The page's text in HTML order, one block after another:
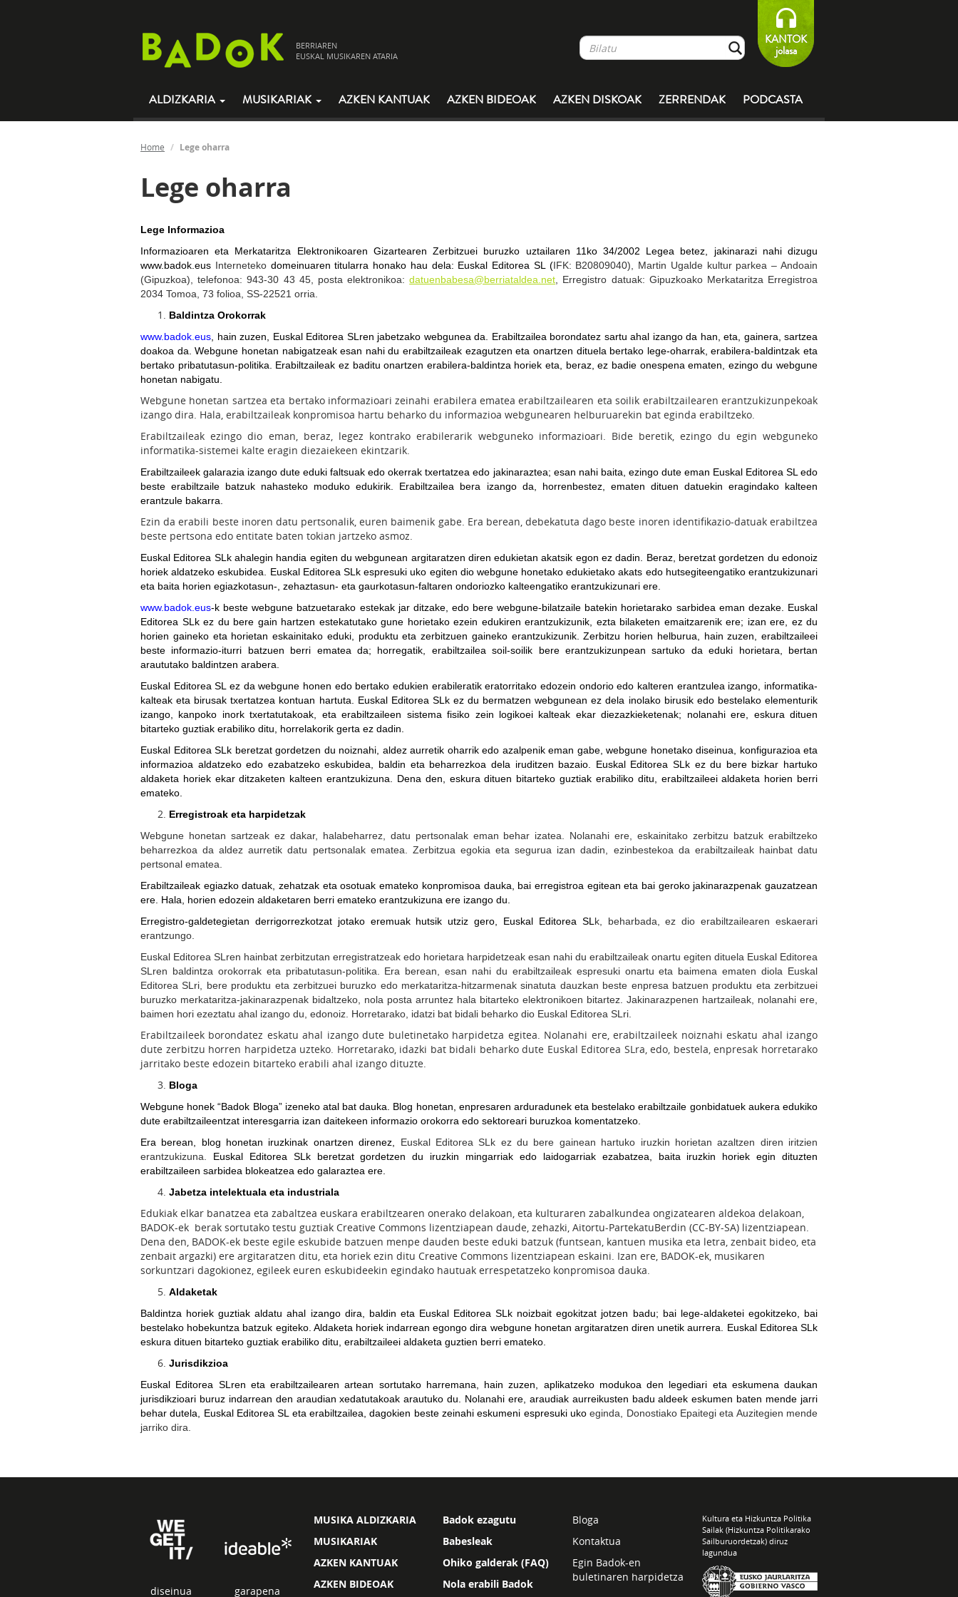
BERRIAREN
EUSKAL MUSIKAREN ATARIA
KANTOK
jolasa
ALDIZKARIA MUSIKARIAK AZKEN KANTUAK AZKEN BIDEOAK AZKEN DISKOAK ZERRENDAK PODCASTA
Home Lege oharra
Lege oharra
Lege Informazioa
Informazioaren eta Merkataritza Elektronikoaren Gizartearen Zerbitzuei buruzko uztailaren 11ko 34/2002 Legea betez, jakinarazi nahi dizugu
www.badok.eus Internetekodomeinuaren titularra honako hau dela: Euskal Editorea SL (IFK: B20809040), Martin Ugalde kultur parkea – Andoain
(Gipuzkoa), telefonoa: 943-30 43 45, posta elektronikoa:datuenbabesa@berriataldea.net , Erregistro datuak: Gipuzkoako Merkataritza Erregistroa
2034 Tomoa, 73 folioa, SS-22521 orria.
Baldintza Orokorrak
www.badok.eus , hain zuzen, Euskal Editorea SLren jabetzako webgunea da. Erabiltzailea borondatez sartu ahal izango da han, eta, gainera, sartzea
doakoa da. Webgune honetan nabigatzeak esan nahi du erabiltzaileak ezagutzen eta onartzen dituela bertako lege-oharrak, erabilera-baldintzak eta
bertako pribatutasun-politika. Erabiltzaileak ez baditu onartzen erabilera-baldintza horiek eta, beraz, ez badie onespena ematen, ezingo du webgune
honetan nabigatu.
Webgune honetan sartzea eta bertako informazioari zeinahi erabilera ematea erabiltzailearen eta soilik erabiltzailearen erantzukizunpekoak
izango dira. Hala, erabiltzaileak konpromisoa hartu beharko du informazioa webgunearen helburuarekin bat eginda erabiltzeko.
Erabiltzaileak ezingo dio eman, beraz, legez kontrako erabilerarik webguneko informazioari. Bide beretik, ezingo du egin webguneko
informatika-sistemei kalte eragin diezaiekeen ekintzarik.
Erabiltzaileek galarazia izango dute eduki faltsuak edo okerrak txertatzea edo jakinaraztea; esan nahi baita, ezingo dute eman Euskal Editorea SL edo
beste erabiltzaile batzuk nahasteko moduko edukirik. Erabiltzailea bera izango da, horrenbestez, ematen dituen datuekin eragindako kalteen
erantzule bakarra.
Ezin da erabili beste inoren datu pertsonalik, euren baimenik gabe. Era berean, debekatuta dago beste inoren identifikazio-datuak erabiltzea
beste pertsona edo entitate baten tokian jartzeko asmoz.
Euskal Editorea SL k ahalegin handia egiten du webgunean argitaratzen diren edukietan akatsik egon ez dadin. Beraz, beretzat gordetzen du edonoiz
horiek aldatzeko eskubidea. Euskal Editorea SLk espresuki uko egiten dio webgune honetako edukietako akats edo hutsegiteengatiko erantzukizunari
eta baita horien egiazkotasun-, zehaztasun- eta gaurkotasun-faltaren ondoriozko kalteengatiko erantzukizunari ere.
www.badok.eus-k beste webgune batzuetarako estekak jar ditzake, edo bere webgune-bilatzaile batekin horietarako sarbidea eman dezake. Euskal
Editorea SLk ez du bere gain hartzen estekatutako gune horietako ezein edukiren erantzukizunik, ezta bilaketen emaitzarenik ere; izan ere, ez du
horien gaineko eta horietan eskainitako eduki, produktu eta zerbitzuen gaineko erantzukizunik. Zerbitzu horien helburua, hain zuzen, erabiltzaileei
beste informazio-iturri batzuen berri ematea da; horregatik, erabiltzailea soil-soilik bere erantzukizunpean sartuko da eduki horietara, bertan
araututako baldintzen arabera.
Euskal Editorea SL ez da webgune honen edo bertako edukien erabileratik eratorritako edozein ondorio edo kalteren erantzulea izango, informatika-
kalteak eta birusak txertatzea kontuan hartuta. Euskal Editorea SLk ez du bermatzen webgunean ez dela inolako birusik edo bestelako elementurik
izango, kanpoko inork txertatutakoak, eta erabiltzaileen sistema fisiko zein logikoei kalteak ekar diezazkieketenak; nolanahi ere, eskura dituen
bitarteko guztiak erabiliko ditu, horrelakorik gerta ez dadin.
Euskal Editorea SL k beretzat gordetzen du noiznahi, aldez aurretik oharrik edo azalpenik eman gabe, webgune honetako diseinua, konfigurazioa eta
informazioa aldatzeko edo ezabatzeko eskubidea, baldin eta beharrezkoa dela iruditzen bazaio. Euskal Editorea SLk ez du bere bizkar hartuko
aldaketa horiek ekar ditzaketen kalteen erantzukizuna. Dena den, eskura dituen bitarteko guztiak erabiliko ditu, erabiltzaileei aldaketa horien berri
emateko.
Erregistroak eta harpidetzak
Webgune honetan sartzeak ez dakar, halabeharrez, datu pertsonalak eman behar izatea. Nolanahi ere, eskainitako zerbitzu batzuk erabiltzeko
beharrezkoa da aldez aurretik datu pertsonalak ematea. Zerbitzua egokia eta segurua izan dadin, ezinbestekoa da erabiltzaileak hainbat datu
pertsonal ematea.
Erabiltzaileak egiazko datuak, zehatzak eta osotuak emateko konpromisoa dauka, bai erregistroa egitean eta bai geroko jakinarazpenak gauzatzean
ere. Hala, horien edozein aldaketaren berri emateko erantzukizuna ere izango du.
Erregistro-galdetegietan derrigorrezkotzat jotako eremuak hutsik utziz gero, Euskal Editorea SL k, beharbada, ez dio erabiltzailearen eskaerari
erantzungo.
Euskal Editorea SL ren hainbat zerbitzutan erregistratzeak edo horietara harpidetzeak esan nahi du erabiltzaileak onartu egiten dituela Euskal Editorea
SLren baldintza orokorrak eta pribatutasun-politika. Era berean, esan nahi du erabiltzaileak espresuki onartu eta baimena ematen diola Euskal
Editorea SLri, bere produktu eta zerbitzuei buruzko edo merkataritza-hitzarmenak sinatuta dauzkan beste enpresa batzuen produktu eta zerbitzuei
buruzko merkataritza-jakinarazpenak bidaltzeko, nola posta arruntez hala bitarteko elektronikoen bitartez. Jakinarazpenen hartzaileak, nolanahi ere,
baimen hori ezeztatu ahal izango du, edonoiz. Horretarako, idatzi bat bidali beharko dio Euskal Editorea SLri.
Erabiltzaileek borondatez eskatu ahal izango dute buletinetako harpidetza egitea. Nolanahi ere, erabiltzaileek noiznahi eskatu ahal izango
dute zerbitzu horren harpidetza uzteko. Horretarako, idazki bat bidali beharko dute Euskal Editorea SLra, edo, bestela, enpresak horretarako
jarritako beste edozein bitarteko erabili ahal izango dituzte.
Bloga
Webgune honek “Badok Bloga” izeneko atal bat dauka. Blog honetan, enpresaren arduradunek eta bestelako erabiltzaile gonbidatuek aukera edukiko
dute erabiltzaileentzat interesgarria izan daitekeen informazio orokorra edo sektoreari buruzkoa komentatzeko.
Era berean, blog honetan iruzkinak onartzen direnez, Euskal Editorea SLk ez du bere gainean hartuko iruzkin horietan azaltzen diren iritzien
erantzukizuna. Euskal Editorea SLk beretzat gordetzen du iruzkin mingarriak edo laidogarriak ezabatzea, baita iruzkin horiek egin dituzten
erabiltzaileen sarbidea blokeatzea edo galaraztea ere.
Jabetza intelektuala eta industriala
Edukiak elkar banatzea eta zabaltzea euskara erabiltzearen onerako delakoan, eta kulturaren zabalkundea ongizatearen aldekoa delakoan,
BADOK-ek berak sortutako testu guztiak Creative Commons lizentziapean daude, zehazki, Aitortu-PartekatuBerdin (CC-BY-SA) lizentziapean.
Dena den, BADOK-ek beste egile eskubide batzuen menpe dauden beste eduki batzuk (funtsean, kantuen musika eta letra, zenbait bideo, eta
zenbait argazki) ere argitaratzen ditu, eta horiek ezin ditu Creative Commons lizentziapean eskaini. Izan ere, BADOK-ek, musikaren
sorkuntzari dagokionez, egileek euren eskubideekin egindako hautuak errespetatzeko konpromisoa dauka.
Aldaketak
Baldintza horiek guztiak aldatu ahal izango dira, baldin eta Euskal Editorea SLk noizbait egokitzat jotzen badu; bai lege-aldaketei egokitzeko, bai
bestelako hobekuntza batzuk egiteko. Aldaketa horiek indarrean egongo dira webgune honetan argitaratzen diren unetik aurrera. Euskal Editorea SLk
eskura dituen bitarteko guztiak erabiliko ditu, erabiltzaileei aldaketa guztien berri emateko.
Jurisdikzioa
Euskal Editorea SL ren eta erabiltzailearen artean sortutako harremana, hain zuzen, aplikatzeko modukoa den legediari eta eskumena daukan
jurisdikzioari buruz indarrean den araudian xedatutakoak arautuko du. Nolanahi ere, araudiak aurreikusten badu aldeek eskumen baten mende jarri
behar dutela, Euskal Editorea SL eta erabiltzailea, dagokien beste zeinahi eskumeni espresuki ukoeginda, Donostiako Epaitegi eta Auzitegien mende
jarriko dira.
diseinua garapena
MUSIKA ALDIZKARIA
MUSIKARIAK
AZKEN KANTUAK
AZKEN BIDEOAK
Badok ezagutu
Babesleak
Ohiko galderak (FAQ)
Nola erabili Badok
Bloga
Kontaktua
Egin Badok-en
buletinaren harpidetza
Kultura eta Hizkuntza Politika
Sailak (Hizkuntza Politikarako
Sailburuordetzak) diruz
lagundua